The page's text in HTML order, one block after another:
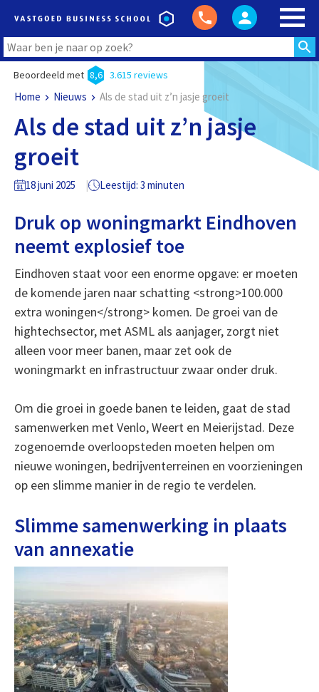
Beoordeeld met 8,6 3.615 reviews
Home Nieuws Als de stad uit z’n jasje groeit
Als de stad uit z’n jasje
groeit
18 juni 2025 Leestijd: 3 minuten
Druk op woningmarkt Eindhoven
neemt explosief toe
Eindhoven staat voor een enorme opgave: er moeten
de komende jaren naar schatting <strong>100.000
extra woningen</strong> komen. De groei van de
hightechsector, met ASML als aanjager, zorgt niet
alleen voor meer banen, maar zet ook de
woningmarkt en infrastructuur zwaar onder druk.
Om die groei in goede banen te leiden, gaat de stad
samenwerken met Venlo, Weert en Meierijstad. Deze
zogenoemde overloopsteden moeten helpen om
nieuwe woningen, bedrijventerreinen en voorzieningen
op een slimme manier in de regio te verdelen.
Slimme samenwerking in plaats
van annexatie